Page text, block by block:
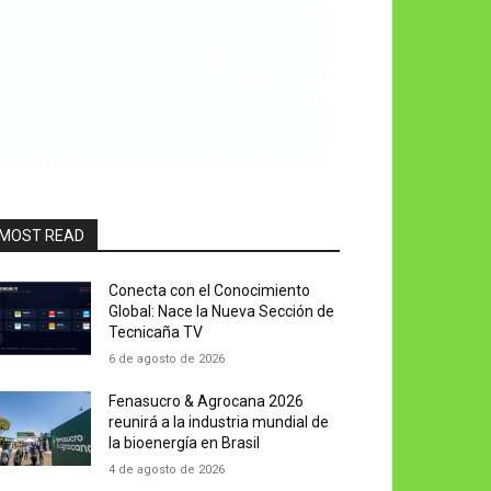
READ
Conecta con el Conocimiento
Global: Nace la Nueva Sección de
Tecnicaña TV
6 de agosto de 2026
Fenasucro & Agrocana 2026
reunirá a la industria mundial de
la bioenergía en Brasil
4 de agosto de 2026